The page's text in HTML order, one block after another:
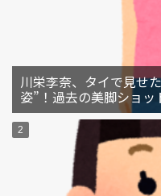
川栄李奈、タイで見せ
姿”！過去の美脚ショッ